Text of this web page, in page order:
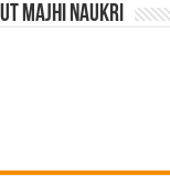
Majhi Naukri